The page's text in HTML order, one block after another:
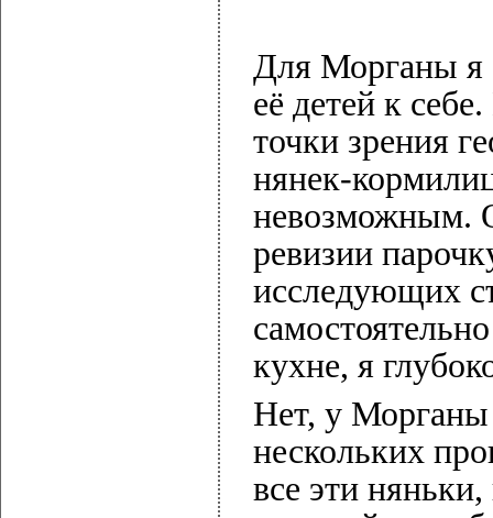
Для Морганы я
её детей к
точки зрения
нянек-
невозможным.
ревизии
исследующих
кухне, я
Нет, у Морганы
нескольких
все эти